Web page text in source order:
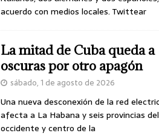
acuerdo con medios locales. Twittear
La mitad de Cuba queda a
oscuras por otro apagón
sábado, 1 de agosto de 2026
Una nueva desconexión de la red
afecta a La Habana y seis provincias del
occidente y centro de la